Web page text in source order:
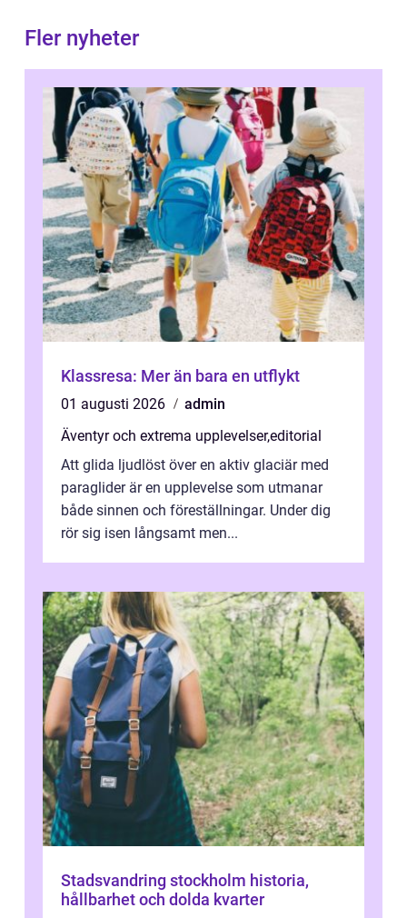
Fler nyheter
Klassresa: Mer än bara en utflykt
01 augusti 2026
admin
Äventyr och extrema upplevelser,editorial
Att glida ljudlöst över en aktiv glaciär med
paraglider är en upplevelse som utmanar
både sinnen och föreställningar. Under dig
rör sig isen långsamt men...
Stadsvandring stockholm historia,
hållbarhet och dolda kvarter